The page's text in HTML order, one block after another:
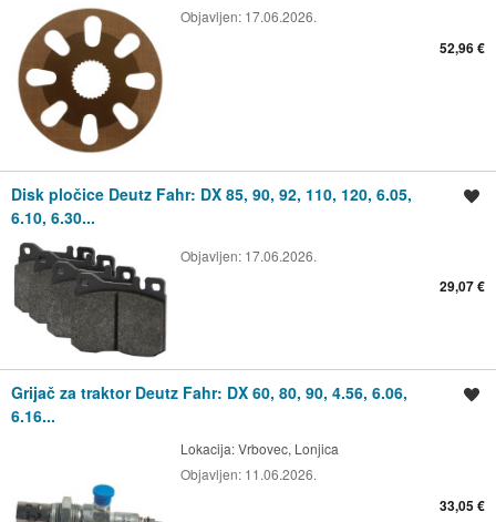
Objavljen: 17.06.2026.
52,96 €
Disk pločice Deutz Fahr: DX 85, 90, 92, 110, 120, 6.05,
6.10, 6.30...
Objavljen: 17.06.2026.
29,07 €
Grijač za traktor Deutz Fahr: DX 60, 80, 90, 4.56, 6.06,
6.16...
Lokacija:Vrbovec, Lonjica
Objavljen: 11.06.2026.
33,05 €